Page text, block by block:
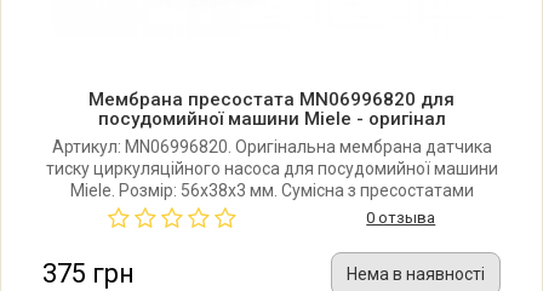
Miele FUTURA DIMENSION G4510
Miele FUTURA DIMENSION G4570
Мембрана пресостата MN06996820 для
посудомийної машини Miele - оригінал
Артикул: MN06996820. Оригінальна мембрана датчика
тиску циркуляційного насоса для посудомийної машини
Miele. Розмір: 56x38x3 мм. Сумісна з пресостатами
6996820, 6996821, 6190702, 6190703.
0 отзыва
375 грн Нема в наявності